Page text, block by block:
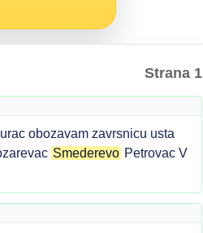
Strana 1
obozavam zavrsnicu usta
Smederevo Petrovac V